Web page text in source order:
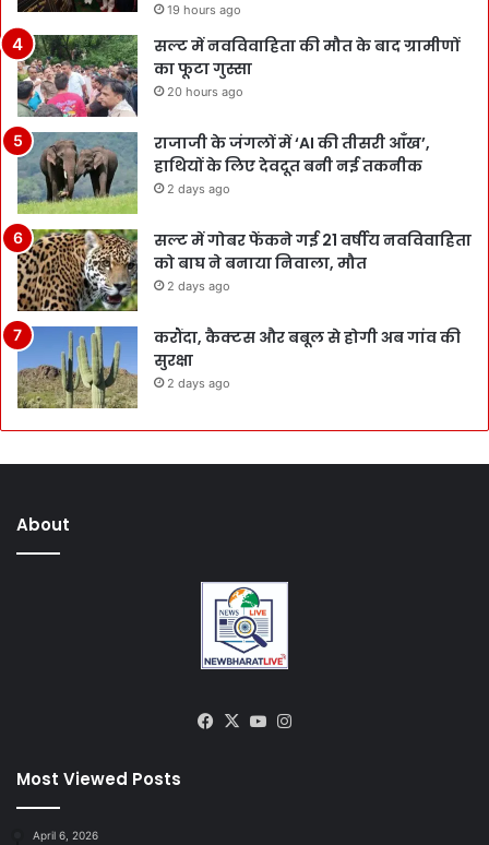
19 hours ago
सल्ट में नवविवाहिता की मौत के बाद ग्रामीणों
का फूटा गुस्सा
20 hours ago
राजाजी के जंगलों में ‘AI की तीसरी आँख’,
हाथियों के लिए देवदूत बनी नई तकनीक
2 days ago
सल्ट में गोबर फेंकने गई 21 वर्षीय नवविवाहिता
को बाघ ने बनाया निवाला, मौत
2 days ago
करौंदा, कैक्टस और बबूल से होगी अब गांव की
सुरक्षा
2 days ago
About
Facebook
X YouTube
Most Viewed Posts
April 6, 2026